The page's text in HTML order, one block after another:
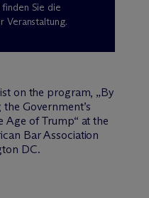
Sie die
Veranstaltung.
on the program, „By
Government’s
Age of Trump“ at the
Bar Association
DC.